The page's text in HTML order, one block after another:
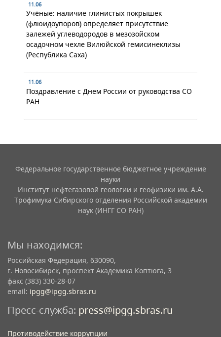
11.06
Учёные: наличие глинистых покрышек
(флюидоупоров) определяет присутствие
залежей углеводородов в мезозойском
осадочном чехле Вилюйской гемисинеклизы
(Республика Саха)
11.06
Поздравление с Днем России от руководства СО
РАН
Федеральное государственное бюджетное учреждение
науки
Институт нефтегазовой геологии и геофизики им. А.А.
Трофимука Сибирского отделения Российской академии
наук (ИНГГ СО РАН)
Мы находимся:
Российская Федерация, 630090,
г. Новосибирск, проспект Академика Коптюга, 3
факс (383) 330-28-07
email: ipgg@ipgg.sbras.ru
Пресс-служба: press@ipgg.sbras.ru
Противодействие коррупции